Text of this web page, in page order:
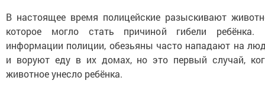
В настоящее время полицейские разыскивают
которое могло стать причиной гибели ребёнка.
информации полиции, обезьяны часто нападают на
и воруют еду в их домах, но это первый случай,
животное унесло ребёнка.